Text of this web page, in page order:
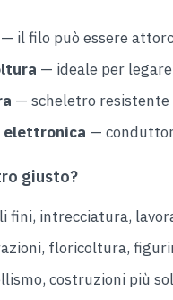
— il filo può essere
— ideale per
— scheletro
elettronica —
giusto?
fini, intrecciatura,
floricoltura,
costruzioni più